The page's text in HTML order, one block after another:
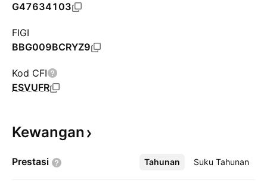
G47634103
FIGI
BBG009BCRYZ9
Kod CFI
ESVUFR
Kewangan
Prestasi Tahunan Suku Tahunan
Lebih